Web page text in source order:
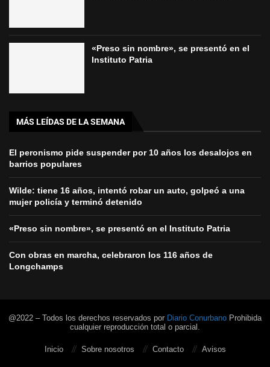
«Preso sin nombre», se presentó en el
Instituto Patria
MÁS LEÍDAS DE LA SEMANA
El peronismo pide suspender por 10 años los desalojos en
barrios populares
Wilde: tiene 16 años, intentó robar un auto, golpeó a una
mujer policía y terminó detenido
«Preso sin nombre», se presentó en el Instituto Patria
Con obras en marcha, celebraron los 116 años de
Longchamps
@2022 – Todos los derechos reservados por Diario Conurbano Prohibida
cualquier reproducción total o parcial.
Inicio Sobre nosotros Contacto Avisos